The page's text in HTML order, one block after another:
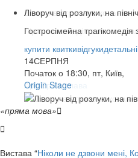
купити квиткивідгуки
13СЕРПНЯ
Арт-Братислава
Ліворуч від розлуки, на
Гостросімейна
купити квиткивідгуки
14СЕРПНЯ
Початок о 18:30, пт, Київ,
Origin Stage
купити квиткивідгуки
14СЕРПНЯ
КАМЕРНА СЦЕНА
купити квиткивідгуки
15СЕРПНЯ
Caribbean club
купити квиткивідгуки
15СЕРПНЯ
КАМЕРНА СЦЕНА
«пряма мова»

Вистава “Ніколи не дзвони мені,